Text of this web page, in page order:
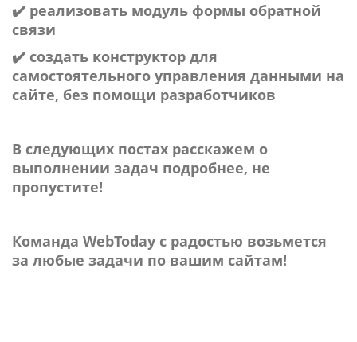
✔️ реализовать модуль формы обратной
связи
✔️ создать конструктор для
самостоятельного управления данными на
сайте, без помощи разработчиков
В следующих постах расскажем о
выполнении задач подробнее, не
пропустите!
Команда WebToday с радостью возьмется
за любые задачи по вашим сайтам!